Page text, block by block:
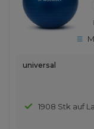
universal
1908 Stk auf